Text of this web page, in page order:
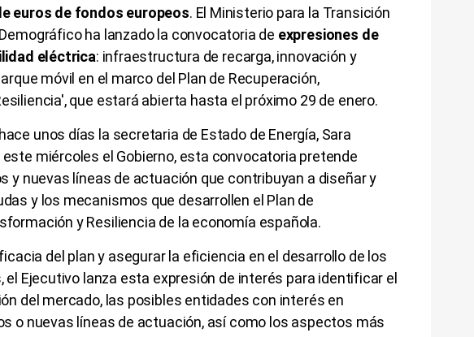
euros de fondos europeos. El Ministerio para la Transición
ha lanzado la convocatoria de expresiones de
eléctrica: infraestructura de recarga, innovación y
móvil en el marco del Plan de Recuperación,
que estará abierta hasta el próximo 29 de enero.
unos días la secretaria de Estado de Energía, Sara
miércoles el Gobierno, esta convocatoria pretende
y nuevas líneas de actuación que contribuyan a diseñar y
y los mecanismos que desarrollen el Plan de
y Resiliencia de la economía española.
del plan y asegurar la eficiencia en el desarrollo de los
Ejecutivo lanza esta expresión de interés para identificar el
del mercado, las posibles entidades con interés en
o nuevas líneas de actuación, así como los aspectos más